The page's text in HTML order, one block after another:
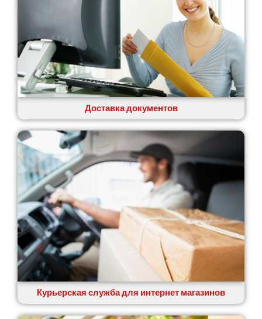
Доставка документов
Курьерская служба для интернет магазинов